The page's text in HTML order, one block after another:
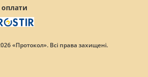
«Протокол». Всі права захищені.